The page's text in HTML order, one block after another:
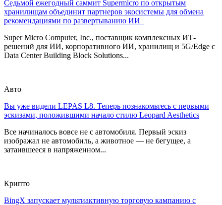
Седьмой ежегодный саммит Supermicro по открытым
хранилищам объединит партнеров экосистемы для обмена
рекомендациями по развертыванию ИИ
Super Micro Computer, Inc., поставщик комплексных ИТ-
решений для ИИ, корпоративного ИИ, хранилищ и 5G/Edge с
Data Center Building Block Solutions...
Авто
Вы уже видели LEPAS L8. Теперь познакомьтесь с первыми
эскизами, положившими начало стилю Leopard Aesthetics
Все начиналось вовсе не с автомобиля. Первый эскиз
изображал не автомобиль, а животное — не бегущее, а
затаившееся в напряженном...
Крипто
BingX запускает мультиактивную торговую кампанию с